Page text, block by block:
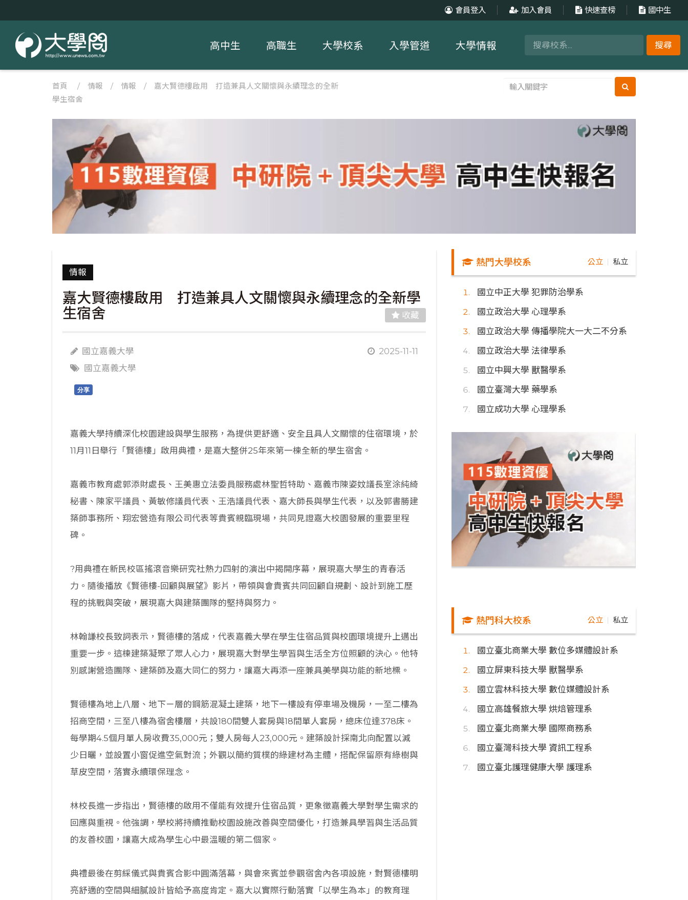
會員登入 加入會員 快速查榜 國中生
搜尋
高中生 高職生 大學校系 入學管道 大學情報
首頁 / 情報 / 情報 / 嘉大賢德樓啟用 打造兼具人文關懷與永續理念的全新
學生宿舍
情報
嘉大賢德樓啟用 打造兼具人文關懷與永續理念的全新學
生宿舍
收藏
國立嘉義大學
2025-11-11
國立嘉義大學
分享
嘉義大學持續深化校園建設與學生服務，為提供更舒適、安全且具人文關懷的住宿環境，於
11月11日舉行「賢德樓」啟用典禮，是嘉大整併25年來第一棟全新的學生宿舍。
嘉義市教育處郭添財處長、王美惠立法委員服務處林聖哲特助、嘉義市陳姿妏議長室涂純綺
秘書、陳家平議員、黃敏修議員代表、王浩議員代表、嘉大師長與學生代表，以及郭書勝建
築師事務所、翔宏營造有限公司代表等貴賓親臨現場，共同見證嘉大校園發展的重要里程
碑。
?用典禮在新民校區搖滾音樂研究社熱力四射的演出中揭開序幕，展現嘉大學生的青春活
力。隨後播放《賢德樓-回顧與展望》影片，帶領與會貴賓共同回顧自規劃、設計到施工歷
程的挑戰與突破，展現嘉大與建築團隊的堅持與努力。
林翰謙校長致詞表示，賢德樓的落成，代表嘉義大學在學生住宿品質與校園環境提升上邁出
重要一步。這棟建築凝聚了眾人心力，展現嘉大對學生學習與生活全方位照顧的決心。他特
別感謝營造團隊、建築師及嘉大同仁的努力，讓嘉大再添一座兼具美學與功能的新地標。
賢德樓為地上八層、地下ㄧ層的鋼筋混凝土建築，地下一樓設有停車場及機房，一至二樓為
招商空間，三至八樓為宿舍樓層，共設180間雙人套房與18間單人套房，總床位達378床。
每學期4.5個月單人房收費35,000元；雙人房每人23,000元。建築設計採南北向配置以減
少日曬，並設置小窗促進空氣對流；外觀以簡約質樸的綠建材為主體，搭配保留原有綠樹與
草皮空間，落實永續環保理念。
林校長進一步指出，賢德樓的啟用不僅能有效提升住宿品質，更象徵嘉義大學對學生需求的
回應與重視。他強調，學校將持續推動校園設施改善與空間優化，打造兼具學習與生活品質
的友善校園，讓嘉大成為學生心中最溫暖的第二個家。
典禮最後在剪綵儀式與貴賓合影中圓滿落幕，與會來賓並參觀宿舍內各項設施，對賢德樓明
亮舒適的空間與細膩設計皆給予高度肯定。嘉大以實際行動落實「以學生為本」的教育理
熱門大學校系 公立 私立
國立中正大學 犯罪防治學系
國立政治大學 心理學系
國立政治大學 傳播學院大一大二不分系
國立政治大學 法律學系
國立中興大學 獸醫學系
國立臺灣大學 藥學系
國立成功大學 心理學系
熱門科大校系 公立 私立
國立臺北商業大學 數位多媒體設計系
國立屏東科技大學 獸醫學系
國立雲林科技大學 數位媒體設計系
國立高雄餐旅大學 烘焙管理系
國立臺北商業大學 國際商務系
國立臺灣科技大學 資訊工程系
國立臺北護理健康大學 護理系